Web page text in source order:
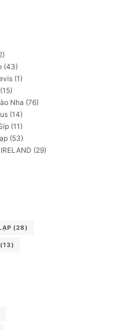
(43)
(1)
(15)
Nha (76)
(14)
(11)
(53)
(29)
(28)
(13)